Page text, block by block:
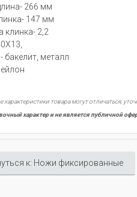
266 мм
147 мм
клинка- 2,2
бакелит, металл
характеристики товара могут отличаться,
характер и не является публичной
к: Ножи фиксированные